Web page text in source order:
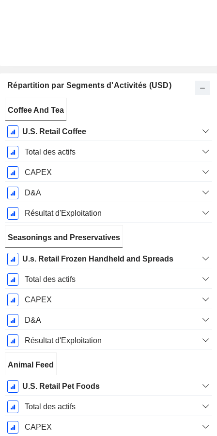
Répartition par Segments d'Activités (USD)
Fiscale:
Avril
Coffee And Tea
U.S. Retail Coffee
Total des actifs
CAPEX
D&A
Résultat d'Exploitation
Seasonings and Preservatives
U.s. Retail Frozen Handheld and Spreads
Total des actifs
CAPEX
D&A
Résultat d'Exploitation
Animal Feed
U.S. Retail Pet Foods
Total des actifs
CAPEX